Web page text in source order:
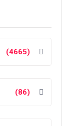
(4665)
(86)